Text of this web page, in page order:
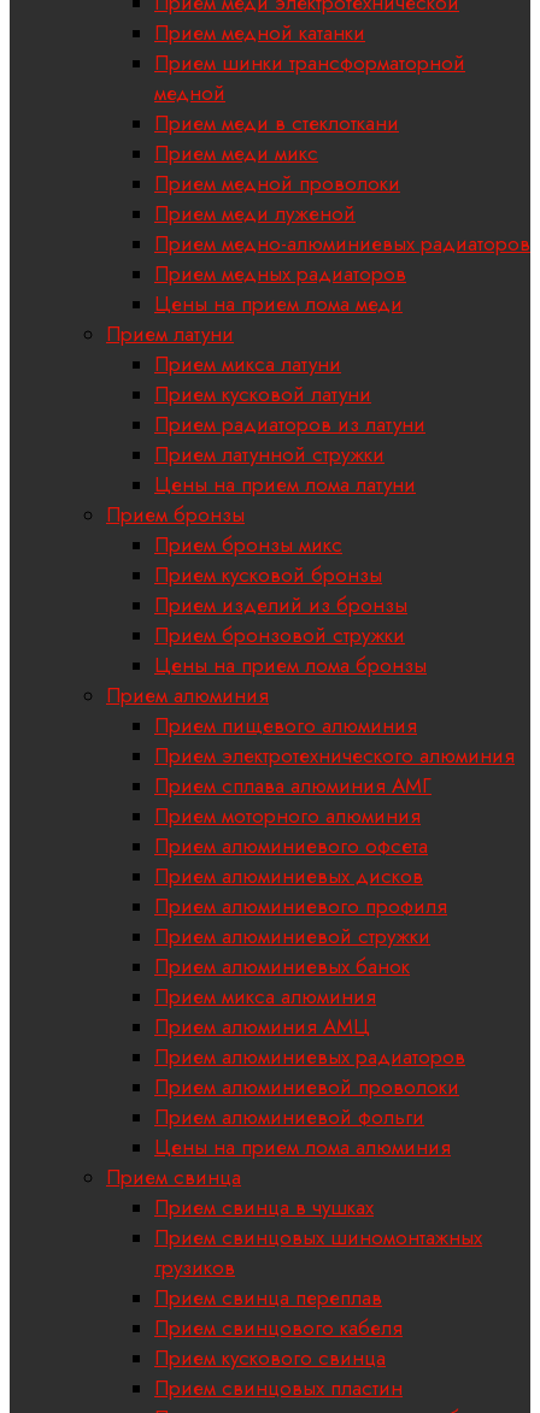
Прием медной катанки
Прием шинки трансформаторной
медной
Прием меди в стеклоткани
Прием меди микс
Прием медной проволоки
Прием меди луженой
Прием медно-алюминиевых радиаторов
Прием медных радиаторов
Цены на прием лома меди
Прием латуни
Прием микса латуни
Прием кусковой латуни
Прием радиаторов из латуни
Прием латунной стружки
Цены на прием лома латуни
Прием бронзы
Прием бронзы микс
Прием кусковой бронзы
Прием изделий из бронзы
Прием бронзовой стружки
Цены на прием лома бронзы
Прием алюминия
Прием пищевого алюминия
Прием электротехнического алюминия
Прием сплава алюминия АМГ
Прием моторного алюминия
Прием алюминиевого офсета
Прием алюминиевых дисков
Прием алюминиевого профиля
Прием алюминиевой стружки
Прием алюминиевых банок
Прием микса алюминия
Прием алюминия АМЦ
Прием алюминиевых радиаторов
Прием алюминиевой проволоки
Прием алюминиевой фольги
Цены на прием лома алюминия
Прием свинца
Прием свинца в чушках
Прием свинцовых шиномонтажных
грузиков
Прием свинца переплав
Прием свинцового кабеля
Прием кускового свинца
Прием свинцовых пластин